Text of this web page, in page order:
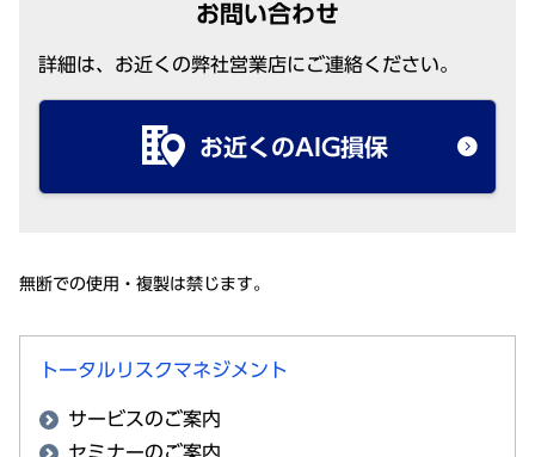
お問い合わせ
詳細は、お近くの弊社営業店にご連絡ください。
お近くのAIG損保
無断での使用 ・ 複製は禁じます。
トータルリスクマネジメント
サービスのご案内
セミナーのご案内